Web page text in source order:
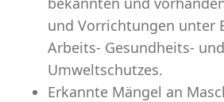
und Vorrichtungen unter
Arbeits- Gesundheits- und
Umweltschutzes.
Erkannte Mängel an